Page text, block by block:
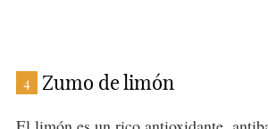
4 Zumo de limón